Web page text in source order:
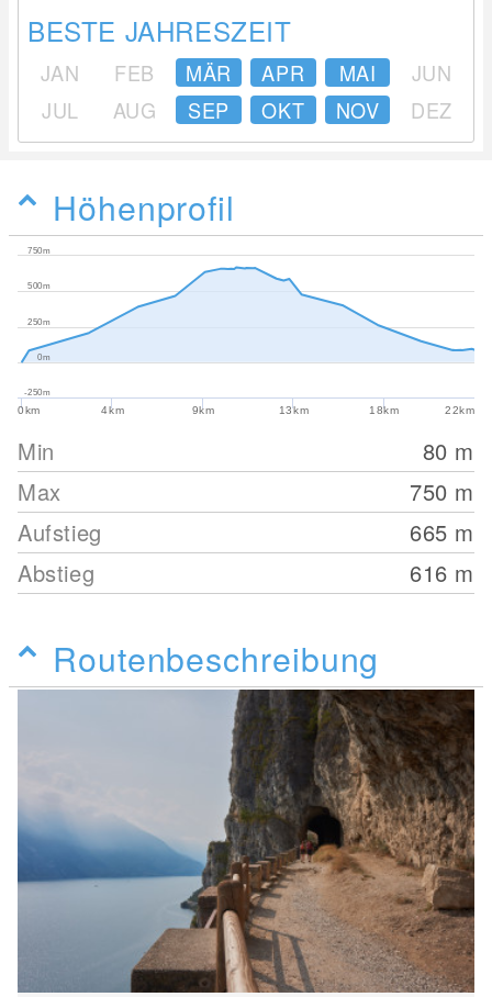
BESTE JAHRESZEIT
JAN FEB MÄR APR MAI
JUN
JUL
AUG SEP OKT NOV DEZ
Höhenprofil
0km 4km 9km 13km 18km 22km
-250m
0m
250m
500m
750m
Min 80 m
Max
750 m
Aufstieg
665 m
Abstieg
616 m
Routenbeschreibung